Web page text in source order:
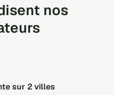
nos
sur 2 villes